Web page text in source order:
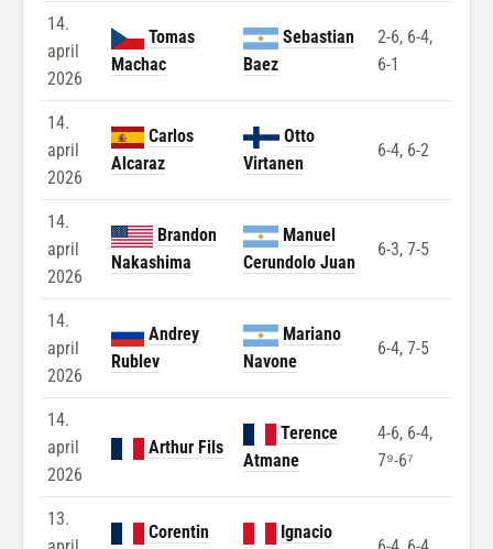
14.
april
2026
Tomas
Machac
Sebastian
Baez
2-6, 6-4,
6-1
14.
april
2026
Carlos
Alcaraz
Otto
Virtanen
6-4, 6-2
14.
april
2026
Brandon
Nakashima
Manuel
Cerundolo Juan
6-3, 7-5
14.
april
2026
Andrey
Rublev
Mariano
Navone
6-4, 7-5
14.
april
2026
Arthur Fils
Terence
Atmane
4-6, 6-4,
7⁹-6⁷
13.
Corentin Ignacio